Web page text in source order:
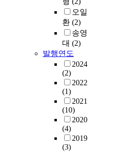
오일
환 (2)
송영
대 (2)
발행연도
2024
(2)
2022
(1)
2021
(10)
2020
(4)
2019
(3)